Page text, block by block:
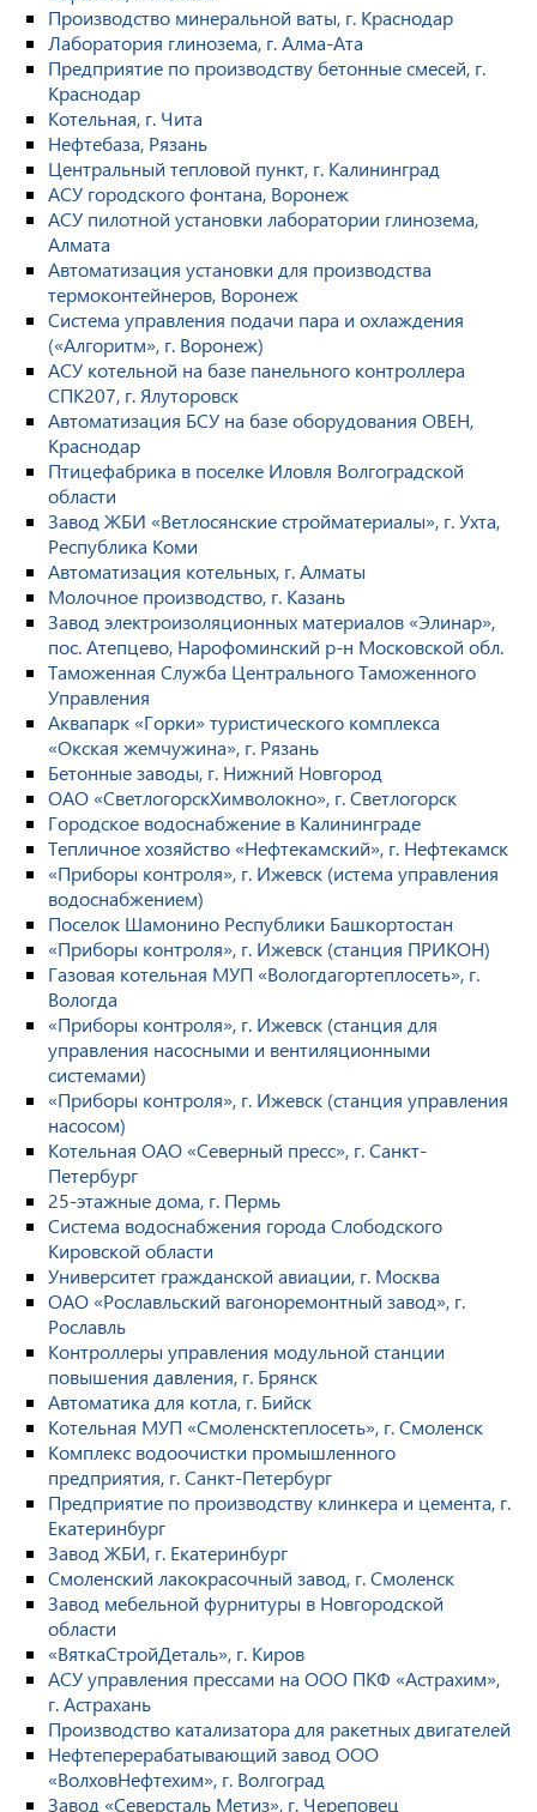
Производство минеральной ваты, г. Краснодар
Лаборатория глинозема, г. Алма-Ата
Предприятие по производству бетонные смесей, г.
Краснодар
Котельная, г. Чита
Нефтебаза, Рязань
Центральный тепловой пункт, г. Калининград
АСУ городского фонтана, Воронеж
АСУ пилотной установки лаборатории глинозема,
Алмата
Автоматизация установки для производства
термоконтейнеров, Воронеж
Система управления подачи пара и охлаждения
(«Алгоритм», г. Воронеж)
АСУ котельной на базе панельного контроллера
СПК207, г. Ялуторовск
Автоматизация БСУ на базе оборудования ОВЕН,
Краснодар
Птицефабрика в поселке Иловля Волгоградской
области
Завод ЖБИ «Ветлосянские стройматериалы», г. Ухта,
Республика Коми
Автоматизация котельных, г. Алматы
Молочное производство, г. Казань
Завод электроизоляционных материалов «Элинар»,
пос. Атепцево, Нарофоминский р-н Московской обл.
Таможенная Служба Центрального Таможенного
Управления
Аквапарк «Горки» туристического комплекса
«Окская жемчужина», г. Рязань
Бетонные заводы, г. Нижний Новгород
ОАО «СветлогорскХимволокно», г. Светлогорск
Городское водоснабжение в Калининграде
Тепличное хозяйство «Нефтекамский», г. Нефтекамск
«Приборы контроля», г. Ижевск (истема управления
водоснабжением)
Поселок Шамонино Республики Башкортостан
«Приборы контроля», г. Ижевск (станция ПРИКОН)
Газовая котельная МУП «Вологдагортеплосеть», г.
Вологда
«Приборы контроля», г. Ижевск (станция для
управления насосными и вентиляционными
системами)
«Приборы контроля», г. Ижевск (станция управления
насосом)
Котельная ОАО «Северный пресс», г. Санкт-
Петербург
25-этажные дома, г. Пермь
Система водоснабжения города Слободского
Кировской области
Университет гражданской авиации, г. Москва
ОАО «Рославльский вагоноремонтный завод», г.
Рославль
Контроллеры управления модульной станции
повышения давления, г. Брянск
Автоматика для котла, г. Бийск
Котельная МУП «Смоленсктеплосеть», г. Смоленск
Комплекс водоочистки промышленного
предприятия, г. Санкт-Петербург
Предприятие по производству клинкера и цемента, г.
Екатеринбург
Завод ЖБИ, г. Екатеринбург
Смоленский лакокрасочный завод, г. Смоленск
Завод мебельной фурнитуры в Новгородской
области
«ВяткаСтройДеталь», г. Киров
АСУ управления прессами на ООО ПКФ «Астрахим»,
г. Астрахань
Производство катализатора для ракетных двигателей
Нефтеперерабатывающий завод ООО
«ВолховНефтехим», г. Волгоград
Завод «Северсталь Метиз», г. Череповец